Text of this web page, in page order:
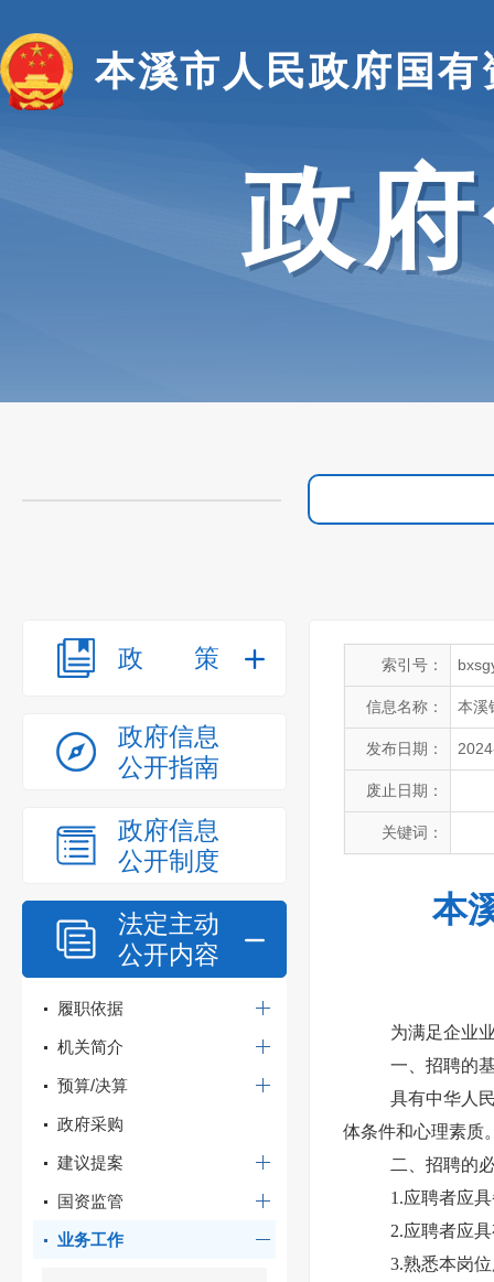
本溪市人民政府国
政
政策
政府信息
公开指南
政府信息
公开制度
法定主动
公开内容
履职依据
机关简介
预算/决算
政府采购
建议提案
国资监管
业务工作
索引号：
信息名称： 本溪
发布日期：
废止日期：
关键词：
本
为满足企业
一、招聘的
具有中华人
体条件和心理素质
二、招聘的
1.应聘者应
2.应聘者应
3.熟悉本岗